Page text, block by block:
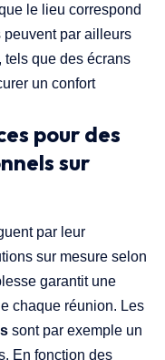
le lieu correspond
par ailleurs
, tels que des écrans
un confort
pour des
sur
par leur
sur mesure selon
garantit une
chaque réunion. Les
sont par exemple un
En fonction des